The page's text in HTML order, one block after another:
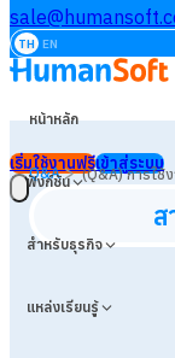
TH EN
หน้าหลัก
ฟังก์ชัน
สำหรับธุรกิจ
แหล่งเรียนรู้
เริ่มใช้งานฟรีเข้าสู่ระบบ
Q&A>(Q&A) การใช้